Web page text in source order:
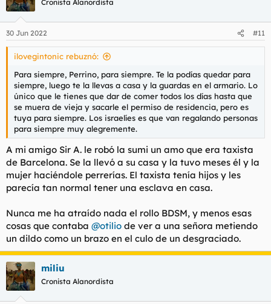
más transitada ya que me paso las horas mirando las gachises
y es la zona más cara por ejemplo cuesta unos 1300€ por
todos iguale. Mi pena es que soy bastante antisocial y
prácticamente todo el mundo me cae mal pero se forman
buenas fiestas entre vecinos de apartamento, ya le digo no es
mi caso, yo soy follador furtivo digamos. la zona donde alquiló
se llama “port nature“.Si quiere ir en plan ahorrativo puede
alojarse fuera del complejo pero yo nunca lo he hech, entienda
que la experiencia no es la misma.en el complejo no se una
coche, lo aparcas a la llegada y te olvidas.
una cosa curiosa que me jode bastante es que los cocteles son
una mierda, pidas lo que pidas es mierda, los franceses no son
muy duchos en coctelería, casi todo el mundo toma champan o
vino, yo suelo llevar champán para tomarme mirando las
periquitas y en los pubs tomo cualquier cosa.
el tema mujeril que sé que le interesa pues verá, la media es
adquisitivo pues la mayoria están bastante buenas además
van en lencería o en tetas y ayuda bastant.
como una pequeña anécdota que me hizo amar este lugar le
diré que un día con mi mujer tomando una galimba estuvimos
hablando con una pareja de Israel y al rato me dice el marido
que por favor nos quedemos con su mujer como regalo que no
nos preocupemos que era sumisa y que haría lo que
quisiéramos, la judía estaba súper buena, decliné la oferta y
aún me arrepiento.
Cronista Alanordista
30 Jun 2022 #11
ilovegintonic rebuznó:
Para siempre, Perrino, para siempre. Te la podías quedar para
siempre, luego te la llevas a casa y la guardas en el armario. Lo
único que le tienes que dar de comer todos los días hasta que
se muera de vieja y sacarle el permiso de residencia, pero es
tuya para siempre. Los israelíes es que van regalando personas
para siempre muy alegremente.
A mi amigo Sir A. le robó la sumi un amo que era taxista
de Barcelona. Se la llevó a su casa y la tuvo meses él y la
mujer haciéndole perrerías. El taxista tenía hijos y les
parecía tan normal tener una esclava en casa.
Nunca me ha atraído nada el rollo BDSM, y menos esas
cosas que contaba @otilio de ver a una señora metiendo
un dildo como un brazo en el culo de un desgraciado.
miliu
Cronista Alanordista